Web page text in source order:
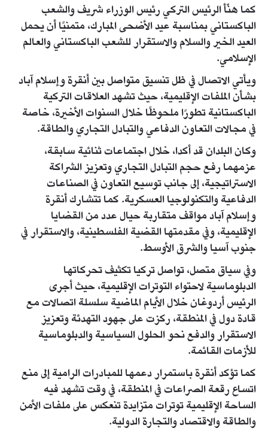
كما هنّأ الرئيس التركي رئيس الوزراء شريف والشعب
الباكستاني بمناسبة عيد الأضحى المبارك، متمنيًا أن يحمل
العيد الخير والسلام والاستقرار للشعب الباكستاني والعالم
الإسلامي.
ويأتي الاتصال في ظل تنسيق متواصل بين أنقرة وإسلام آباد
بشأن الملفات الإقليمية، حيث تشهد العلاقات التركية
الباكستانية تطورًا ملحوظًا خلال السنوات الأخيرة، خاصة
في مجالات التعاون الدفاعي والتبادل التجاري والطاقة.
وكان البلدان قد أكدا، خلال اجتماعات ثنائية سابقة،
عزمهما رفع حجم التبادل التجاري وتعزيز الشراكة
الاستراتيجية، إلى جانب توسيع التعاون في الصناعات
الدفاعية والتكنولوجيا العسكرية. كما تتشارك أنقرة
وإسلام آباد مواقف متقاربة حيال عدد من القضايا
الإقليمية، وفي مقدمتها القضية الفلسطينية، والاستقرار في
جنوب آسيا والشرق الأوسط.
وفي سياق متصل، تواصل تركيا تكثيف تحركاتها
الدبلوماسية لاحتواء التوترات الإقليمية، حيث أجرى
الرئيس أردوغان خلال الأيام الماضية سلسلة اتصالات مع
قادة دول في المنطقة، ركزت على جهود التهدئة وتعزيز
الاستقرار والدفع نحو الحلول السياسية والدبلوماسية
للأزمات القائمة.
كما تؤكد أنقرة باستمرار دعمها للمبادرات الرامية إلى منع
اتساع رقعة الصراعات في المنطقة، في وقت تشهد فيه
الساحة الإقليمية توترات متزايدة تنعكس على ملفات الأمن
والطاقة والاقتصاد والتجارة الدولية.